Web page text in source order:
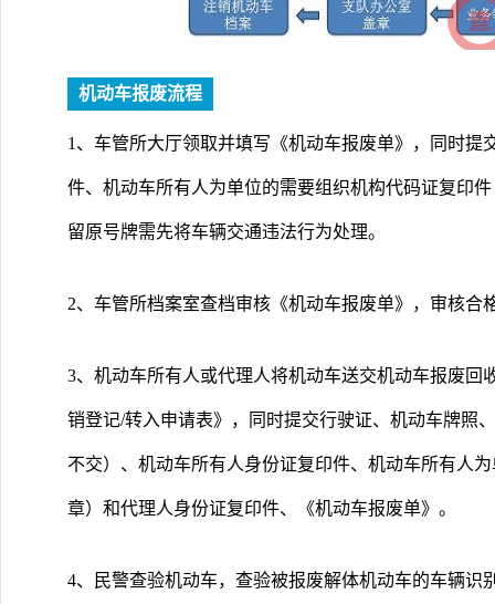
机动车报废流程
1、车管所大厅领取并填写《机动车报废单》，同时提
件、机动车所有人为单位的需要组织机构代码证复印
留原号牌需先将车辆交通违法行为处理。
2、车管所档案室查档审核《机动车报废单》，审核合
3、机动车所有人或代理人将机动车送交机动车报废回
销登记/转入申请表》，同时提交行驶证、机动车牌照
不交）、机动车所有人身份证复印件、机动车所有人
章）和代理人身份证复印件、《机动车报废单》。
4、民警查验机动车，查验被报废解体机动车的车辆识